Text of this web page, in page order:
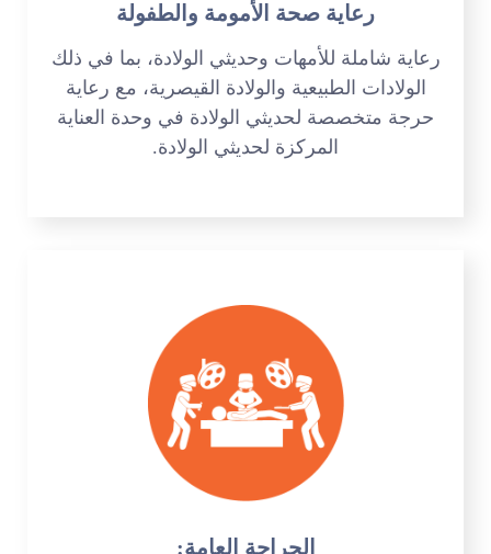
رعاية صحة الأمومة والطفولة
رعاية شاملة للأمهات وحديثي الولادة، بما في ذلك
الولادات الطبيعية والولادة القيصرية، مع رعاية
حرجة متخصصة لحديثي الولادة في وحدة العناية
المركزة لحديثي الولادة.
الجراحة العامة: